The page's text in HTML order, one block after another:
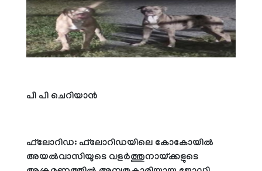
പി പി ചെറിയാന്‍
ഫ്‌ലോറിഡ: ഫ്‌ലോറിഡയിലെ കോകോയില്‍
അയല്‍വാസിയുടെ വളര്‍ത്തുനായ്ക്കളുടെ